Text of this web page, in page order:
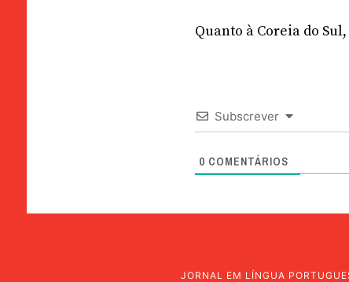
Quanto à Coreia do
Subscrever
0 COMENTÁRIOS
JORNAL EM LÍNGUA